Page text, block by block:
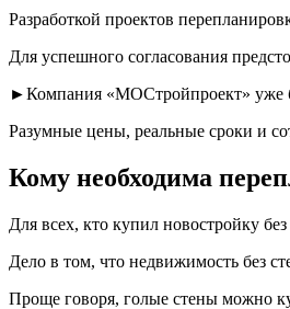
Разработкой проектов
Для успешного согласования
►Компания «МОСтройпроект» уже
Разумные цены, реальные сроки и
Кому необходима
Для всех, кто купил новостройку
Дело в том, что недвижимость без
Проще говоря, голые стены можно